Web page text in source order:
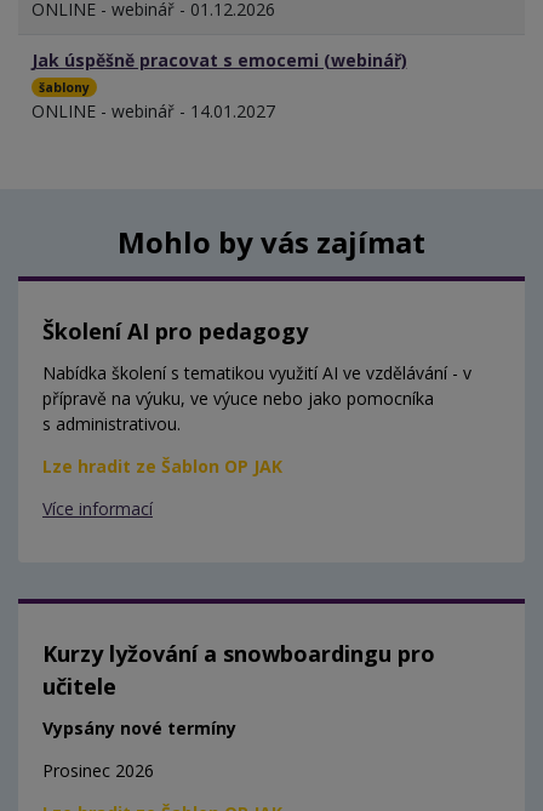
ONLINE - webinář - 01.12.2026
Jak úspěšně pracovat s emocemi (webinář)
šablony
ONLINE - webinář - 14.01.2027
Mohlo by vás zajímat
Školení AI pro pedagogy
Nabídka školení s tematikou využití AI ve vzdělávání - v
přípravě na výuku, ve výuce nebo jako pomocníka
s administrativou.
Lze hradit ze Šablon OP JAK
Více informací
Kurzy lyžování a snowboardingu pro
učitele
Vypsány nové termíny
Prosinec 2026